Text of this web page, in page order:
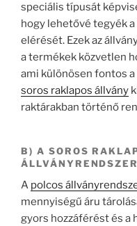
speciális típusát
hogy lehetővé tegyék
elérését. Ezek az
a termékek közvetlen
ami különösen fontos
soros raklapos állvány
raktárakban történő
B) A SOROS
A polcos
mennyiségű áru
gyors hozzáférést és a